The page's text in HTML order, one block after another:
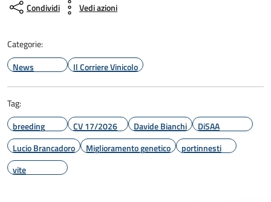
Condividi Vedi azioni
Categorie:
News
Il Corriere Vinicolo
Tag:
breeding
CV 17/2026 Davide Bianchi
DiSAA
Lucio Brancadoro
Miglioramento genetico
portinnesti
vite